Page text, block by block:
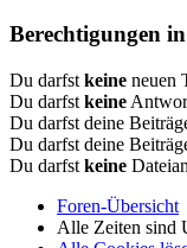
Berechtigungen
Du darfst keine neuen
Du darfst keine
Du darfst deine
Du darfst deine
Du darfst keine
Foren-Übersicht
Alle Zeiten sind